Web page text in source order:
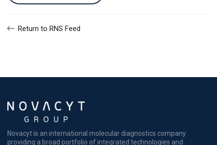
Return to RNS Feed
Novacyt is an international molecular diagnostics company
providing a broad portfolio of integrated technologies and